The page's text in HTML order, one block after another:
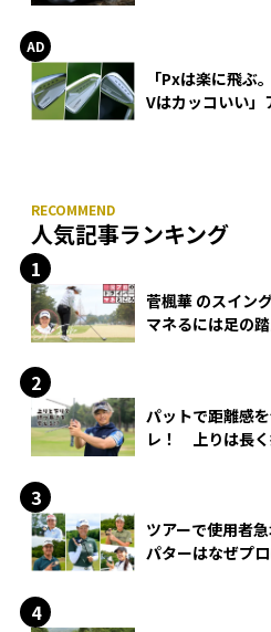
「Pxは楽に飛ぶ
Vはカッコいい」
人気記事ランキング
菅楓華 のスイン
マネるには足の
パットで距離感
レ！ 上りは長く
ツアーで使用者
パターはなぜプ